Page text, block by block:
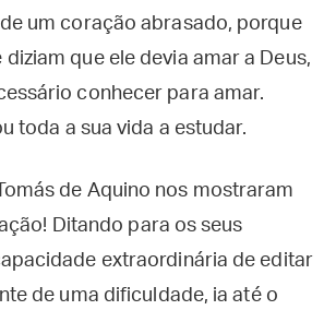
um coração abrasado, porque
que ele devia amar a Deus,
conhecer para amar.
toda a sua vida a estudar.
de Aquino nos mostraram
Ditando para os seus
extraordinária de editar
de uma dificuldade, ia até o